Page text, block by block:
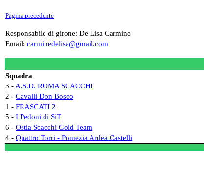
Pagina precedente
Responsabile di girone: De Lisa Carmine
Email: carminedelisa@gmail.com
Squadra
3 - A.S.D. ROMA SCACCHI
2 - Cavalli Don Bosco
1 - FRASCATI 2
5 - I Pedoni di SiT
6 - Ostia Scacchi Gold Team
4 - Quattro Torri - Pomezia Ardea Castelli